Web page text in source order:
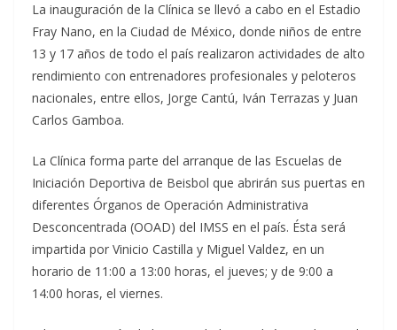
La inauguración de la Clínica se llevó a cabo en el Estadio
Fray Nano, en la Ciudad de México, donde niños de entre
13 y 17 años de todo el país realizaron actividades de alto
rendimiento con entrenadores profesionales y peloteros
nacionales, entre ellos, Jorge Cantú, Iván Terrazas y Juan
Carlos Gamboa.
La Clínica forma parte del arranque de las Escuelas de
Iniciación Deportiva de Beisbol que abrirán sus puertas en
diferentes Órganos de Operación Administrativa
Desconcentrada (OOAD) del IMSS en el país. Ésta será
impartida por Vinicio Castilla y Miguel Valdez, en un
horario de 11:00 a 13:00 horas, el jueves; y de 9:00 a
14:00 horas, el viernes.